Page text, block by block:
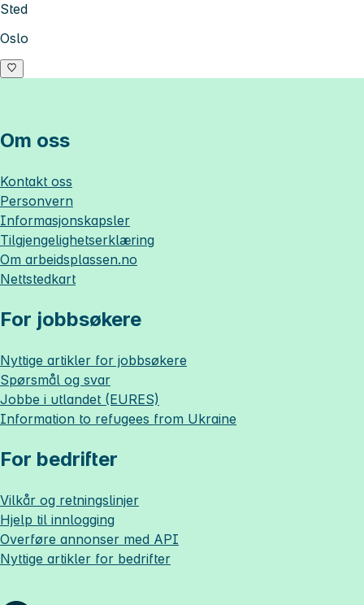
Sted
Oslo
Om oss
Kontakt oss
Personvern
Informasjonskapsler
Tilgjengelighetserklæring
Om arbeidsplassen.no
Nettstedkart
For jobbsøkere
Nyttige artikler for jobbsøkere
Spørsmål og svar
Jobbe i utlandet (EURES)
Information to refugees from Ukraine
For bedrifter
Vilkår og retningslinjer
Hjelp til innlogging
Overføre annonser med API
Nyttige artikler for bedrifter